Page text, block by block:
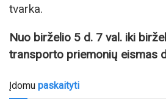
tvarka.
Nuo birželio 5 d. 7 val. iki
transporto priemonių eismas
Įdomu paskaityti